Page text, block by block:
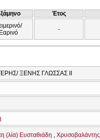
Έτος
Εαρινό
-
ΞΕΝΗΣ ΓΛΩΣΣΑΣ ΙΙ
(λία) Ευσταθιάδη
Χρυσοβαλάντης